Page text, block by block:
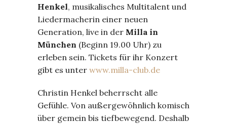
Henkel, musikalisches Multitalent und
Liedermacherin einer neuen
Generation, live in der Milla in
München (Beginn 19.00 Uhr) zu
erleben sein. Tickets für ihr Konzert
gibt es unter www.milla-club.de
Christin Henkel beherrscht alle
Gefühle. Von außergewöhnlich komisch
über gemein bis tiefbewegend. Deshalb